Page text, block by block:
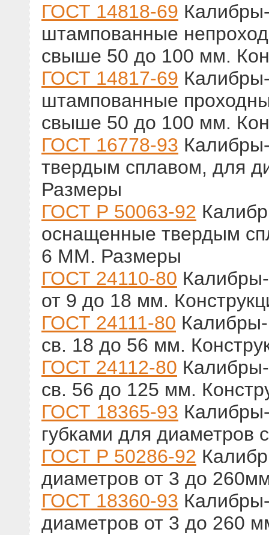
ГОСТ 14818-69
штампованные
свыше 50 до 100 мм.
ГОСТ 14817-69
штампованные
свыше 50 до 100 мм.
ГОСТ 16778-93
твердым сплавом, для
Размеры
ГОСТ Р 50063-92
оснащенные твердым
6 ММ. Размеры
ГОСТ 24110-80
от 9 до 18 мм.
ГОСТ 24111-80
св. 18 до 56 мм.
ГОСТ 24112-80
св. 56 до 125 мм.
ГОСТ 18365-93
губками для
ГОСТ Р 50286-92
диаметров от 3 до
ГОСТ 18360-93
диаметров от 3 до 260